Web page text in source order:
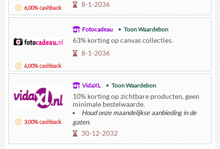
6,00% cashback
8-1-2036
6,00% cashback
Fotocadeau Toon Waardebon
63% korting op canvas collecties.
8-1-2036
3,00% cashback
VidaXL Toon Waardebon
10% korting op zichtbare producten, geen
minimale bestelwaarde.
Houd onze maandelijkse aanbieding in de
gaten.
30-12-2032